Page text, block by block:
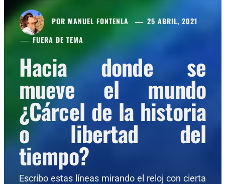
POR MANUEL FONTENLA
25 ABRIL, 2021
FUERA DE TEMA
Hacia donde se
mueve el mundo
¿Cárcel de la historia
o libertad del
tiempo?
Escribo estas líneas mirando el reloj con cierta